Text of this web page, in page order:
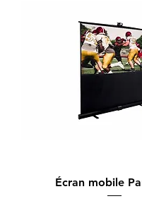
Écran mobile